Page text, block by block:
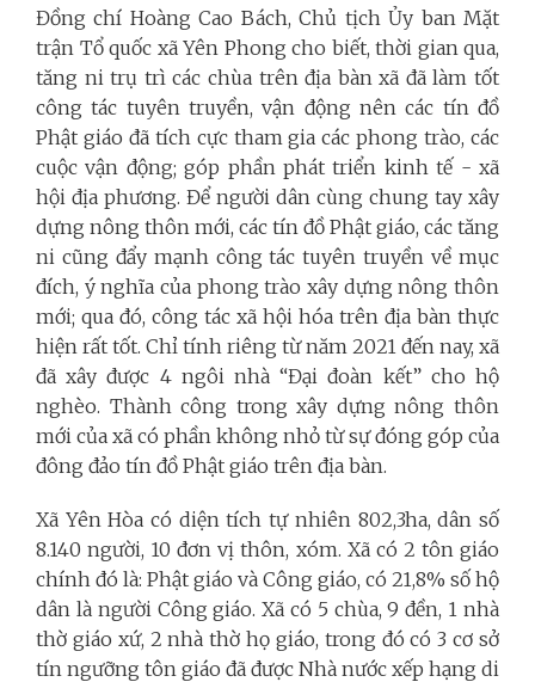
Đồng chí Hoàng Cao Bách, Chủ tịch Ủy ban Mặt
trận Tổ quốc xã Yên Phong cho biết, thời gian qua,
tăng ni trụ trì các chùa trên địa bàn xã đã làm tốt
công tác tuyên truyền, vận động nên các tín đồ
Phật giáo đã tích cực tham gia các phong trào, các
cuộc vận động; góp phần phát triển kinh tế - xã
hội địa phương. Để người dân cùng chung tay xây
dựng nông thôn mới, các tín đồ Phật giáo, các tăng
ni cũng đẩy mạnh công tác tuyên truyền về mục
đích, ý nghĩa của phong trào xây dựng nông thôn
mới; qua đó, công tác xã hội hóa trên địa bàn thực
hiện rất tốt. Chỉ tính riêng từ năm 2021 đến nay, xã
đã xây được 4 ngôi nhà “Đại đoàn kết” cho hộ
nghèo. Thành công trong xây dựng nông thôn
mới của xã có phần không nhỏ từ sự đóng góp của
đông đảo tín đồ Phật giáo trên địa bàn.
Xã Yên Hòa có diện tích tự nhiên 802,3ha, dân số
8.140 người, 10 đơn vị thôn, xóm. Xã có 2 tôn giáo
chính đó là: Phật giáo và Công giáo, có 21,8% số hộ
dân là người Công giáo. Xã có 5 chùa, 9 đền, 1 nhà
thờ giáo xứ, 2 nhà thờ họ giáo, trong đó có 3 cơ sở
tín ngưỡng tôn giáo đã được Nhà nước xếp hạng di